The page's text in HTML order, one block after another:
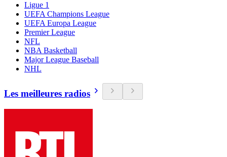
Ligue 1
UEFA Champions League
UEFA Europa League
Premier League
NFL
NBA Basketball
Major League Baseball
NHL
Les meilleures radios